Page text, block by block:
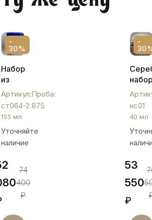
-
30%
Набор
из
двух
серебряных
стаканов
с
чернением,
ст064-
Артикул:
ст064-2
Проба:
875
155 мл
Уточняйте
наличие
74
400
₽
-
набор
нс01
нс01
40 мл
53
550
₽